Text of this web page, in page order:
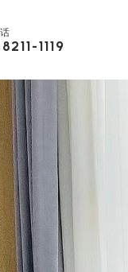
1119